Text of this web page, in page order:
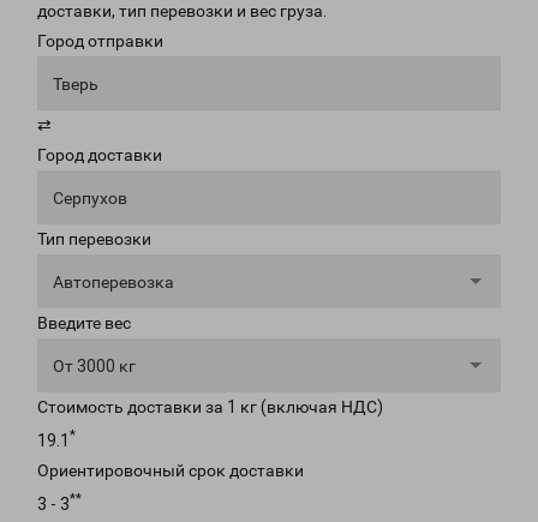
доставки, тип перевозки и вес груза.
Город отправки
Тверь
⇄
Город доставки
Серпухов
Тип перевозки
Автоперевозка
Введите вес
От 3000 кг
Стоимость доставки за 1 кг (включая НДС)
19.1 *
Ориентировочный срок доставки
3 - 3**